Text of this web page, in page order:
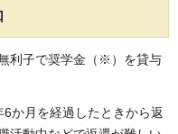
利子で奨学金（※）を貸与
か月を経過したときから返